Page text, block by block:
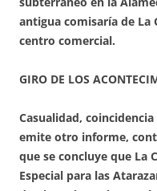
antigua comisaría de La
centro comercial.
GIRO DE LOS
Casualidad,
emite otro informe,
que se concluye que La
Especial para las